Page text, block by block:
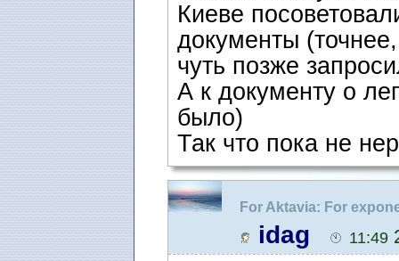
Киеве
документы
чуть позже
А к документу о
было)
Так что пока не
For Aktavia: For
Документы на
idag 11:49